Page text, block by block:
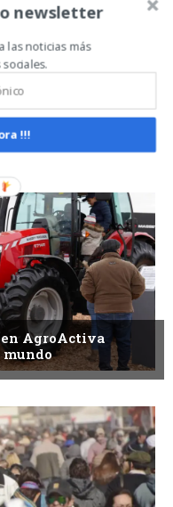
en
en AgroActiva
mundo
newsletter
las noticias más
!!!